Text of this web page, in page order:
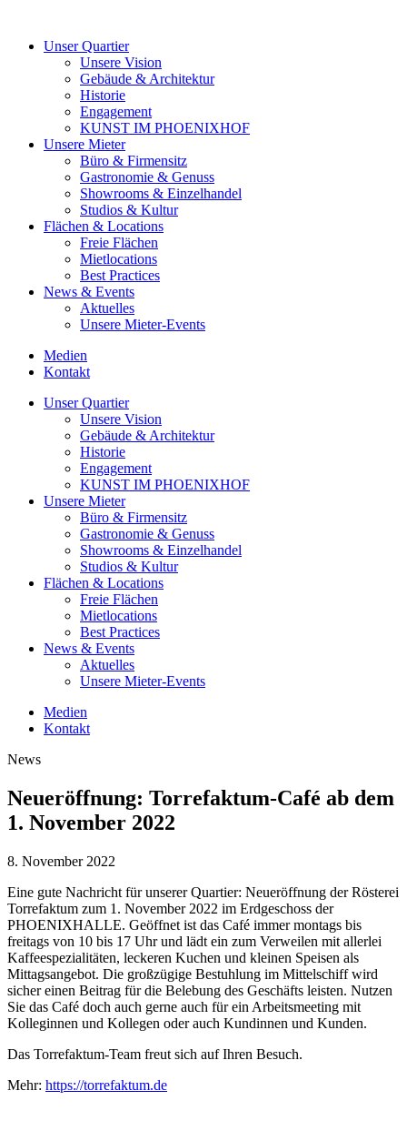
Unser Quartier
Unsere Vision
Gebäude & Architektur
Historie
Engagement
KUNST IM PHOENIXHOF
Unsere Mieter
Büro & Firmensitz
Gastronomie & Genuss
Showrooms & Einzelhandel
Studios & Kultur
Flächen & Locations
Freie Flächen
Mietlocations
Best Practices
News & Events
Aktuelles
Unsere Mieter-Events
Medien
Kontakt
Unser Quartier
Unsere Vision
Gebäude & Architektur
Historie
Engagement
KUNST IM PHOENIXHOF
Unsere Mieter
Büro & Firmensitz
Gastronomie & Genuss
Showrooms & Einzelhandel
Studios & Kultur
Flächen & Locations
Freie Flächen
Mietlocations
Best Practices
News & Events
Aktuelles
Unsere Mieter-Events
Medien
Kontakt
News
Neueröffnung: Torrefaktum-Café ab dem
1. November 2022
8. November 2022
Eine gute Nachricht für unserer Quartier: Neueröffnung der Rösterei
Torrefaktum zum 1. November 2022 im Erdgeschoss der
PHOENIXHALLE. Geöffnet ist das Café immer montags bis
freitags von 10 bis 17 Uhr und lädt ein zum Verweilen mit allerlei
Kaffeespezialitäten, leckeren Kuchen und kleinen Speisen als
Mittagsangebot. Die großzügige Bestuhlung im Mittelschiff wird
sicher einen Beitrag für die Belebung des Geschäfts leisten. Nutzen
Sie das Café doch auch gerne auch für ein Arbeitsmeeting mit
Kolleginnen und Kollegen oder auch Kundinnen und Kunden.
Das Torrefaktum-Team freut sich auf Ihren Besuch.
Mehr: https://torrefaktum.de